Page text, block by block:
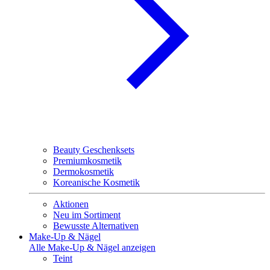
Beauty Geschenksets
Premiumkosmetik
Dermokosmetik
Koreanische Kosmetik
Aktionen
Neu im Sortiment
Bewusste Alternativen
Make-Up & Nägel
Alle Make-Up & Nägel anzeigen
Teint